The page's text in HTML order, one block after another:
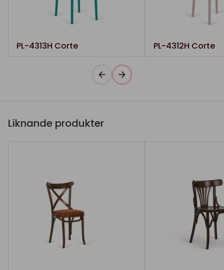
PL-4313H Corte PL-4312H Corte
Liknande produkter